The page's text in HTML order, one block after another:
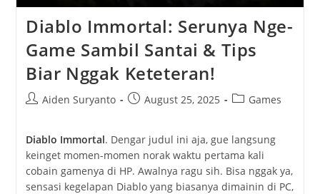
Diablo Immortal: Serunya Nge-
Game Sambil Santai & Tips
Biar Nggak Keteteran!
PostAiden Suryanto
PostAugust 25, 2025
PostGames
Diablo Immortal. Dengar judul ini aja, gue langsung
keinget momen-momen norak waktu pertama kali
cobain gamenya di HP. Awalnya ragu sih. Bisa nggak ya,
sensasi kegelapan Diablo yang biasanya dimainin di PC,